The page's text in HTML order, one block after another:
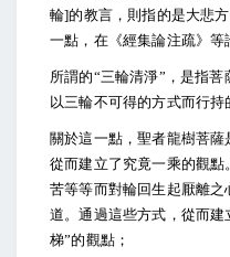
輪]的教言，則指的是大悲
一點，在《經集論注疏》等
所謂的“三輪清淨”，是指菩
以三輪不可得的方式而行持
關於這一點，聖者龍樹菩薩
從而建立了究竟一乘的觀
苦等等而對輪回生起厭離
道。通過這些方式，從而
梯”的觀點；